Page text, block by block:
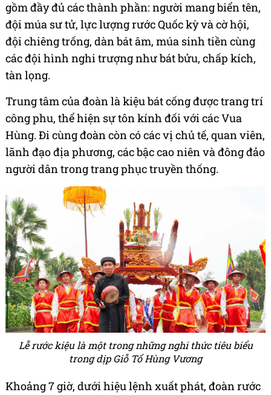
gồm đầy đủ các thành phần: người mang biển tên,
đội múa sư tử, lực lượng rước Quốc kỳ và cờ hội,
đội chiêng trống, dàn bát âm, múa sinh tiền cùng
các đội hình nghi trượng như bát bửu, chấp kích,
tàn lọng.
Trung tâm của đoàn là kiệu bát cống được trang trí
công phu, thể hiện sự tôn kính đối với các Vua
Hùng. Đi cùng đoàn còn có các vị chủ tế, quan viên,
lãnh đạo địa phương, các bậc cao niên và đông đảo
người dân trong trang phục truyền thống.
Lễ rước kiệu là một trong những nghi thức tiêu biểu
trong dịp Giỗ Tổ Hùng Vương
Khoảng 7 giờ, dưới hiệu lệnh xuất phát, đoàn rước